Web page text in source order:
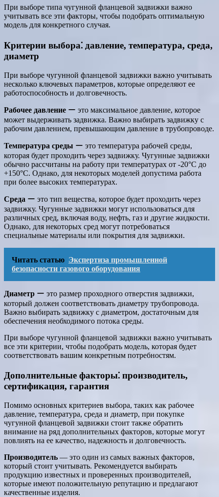
При выборе типа чугунной фланцевой задвижки важно
учитывать все эти факторы, чтобы подобрать оптимальную
модель для конкретного случая.
Критерии выбора⁚ давление, температура, среда,
диаметр
При выборе чугунной фланцевой задвижки важно учитывать
несколько ключевых параметров, которые определяют ее
работоспособность и долговечность.
Рабочее давление ー это максимальное давление, которое
может выдерживать задвижка. Важно выбирать задвижку с
рабочим давлением, превышающим давление в трубопроводе.
Температура среды ー это температура рабочей среды,
которая будет проходить через задвижку. Чугунные задвижки
обычно рассчитаны на работу при температурах от -20°C до
+150°C. Однако, для некоторых моделей допустима работа
при более высоких температурах.
Среда ー это тип вещества, которое будет проходить через
задвижку. Чугунные задвижки могут использоваться для
различных сред, включая воду, нефть, газ и другие жидкости.
Однако, для некоторых сред могут потребоваться
специальные материалы или покрытия для задвижки.
Читать статью Экспертиза промышленной
безопасности газового оборудования
Диаметр ー это размер проходного отверстия задвижки,
который должен соответствовать диаметру трубопровода.
Важно выбирать задвижку с диаметром, достаточным для
обеспечения необходимого потока среды.
При выборе чугунной фланцевой задвижки важно учитывать
все эти критерии, чтобы подобрать модель, которая будет
соответствовать вашим конкретным потребностям.
Дополнительные факторы⁚ производитель,
сертификация, гарантия
Помимо основных критериев выбора, таких как рабочее
давление, температура, среда и диаметр, при покупке
чугунной фланцевой задвижки стоит также обратить
внимание на ряд дополнительных факторов, которые могут
повлиять на ее качество, надежность и долговечность.
Производитель ― это один из самых важных факторов,
который стоит учитывать. Рекомендуется выбирать
продукцию известных и проверенных производителей,
которые имеют положительную репутацию и предлагают
качественные изделия.